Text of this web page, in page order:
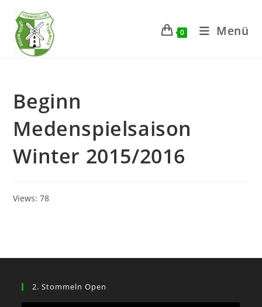
Inhalt
springen
0 Menü
Beginn
Medenspielsaison
Winter 2015/2016
Views: 78
2. Stommeln Open